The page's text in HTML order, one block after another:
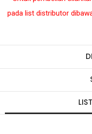
pada list distributor